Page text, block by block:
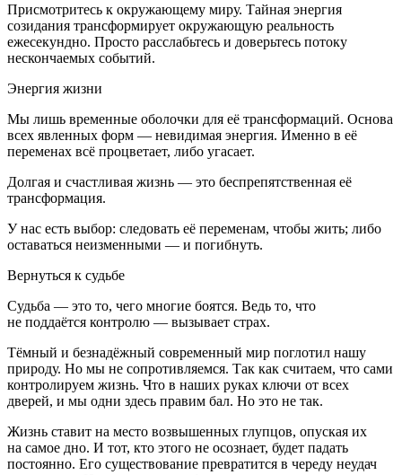
Присмотритесь к окружающему миру. Тайная энергия
созидания трансформирует окружающую реальность
ежесекундно. Просто расслабьтесь и доверьтесь потоку
нескончаемых событий.
Энергия жизни
Мы лишь временные оболочки для её трансформаций. Основа
всех явленных форм — невидимая энергия. Именно в её
переменах всё процветает, либо угасает.
Долгая и счастливая жизнь — это беспрепятственная её
трансформация.
У нас есть выбор: следовать её переменам, чтобы жить; либо
оставаться неизменными — и погибнуть.
Вернуться к судьбе
Судьба — это то, чего многие боятся. Ведь то, что
не поддаётся контролю — вызывает страх.
Тёмный и безнадёжный современный мир поглотил нашу
природу. Но мы не сопротивляемся. Так как считаем, что сами
контролируем жизнь. Что в наших руках ключи от всех
дверей, и мы одни здесь правим бал. Но это не так.
Жизнь ставит на место возвышенных глупцов, опуская их
на самое дно. И тот, кто этого не осознает, будет падать
постоянно. Его существование превратится в череду неудач